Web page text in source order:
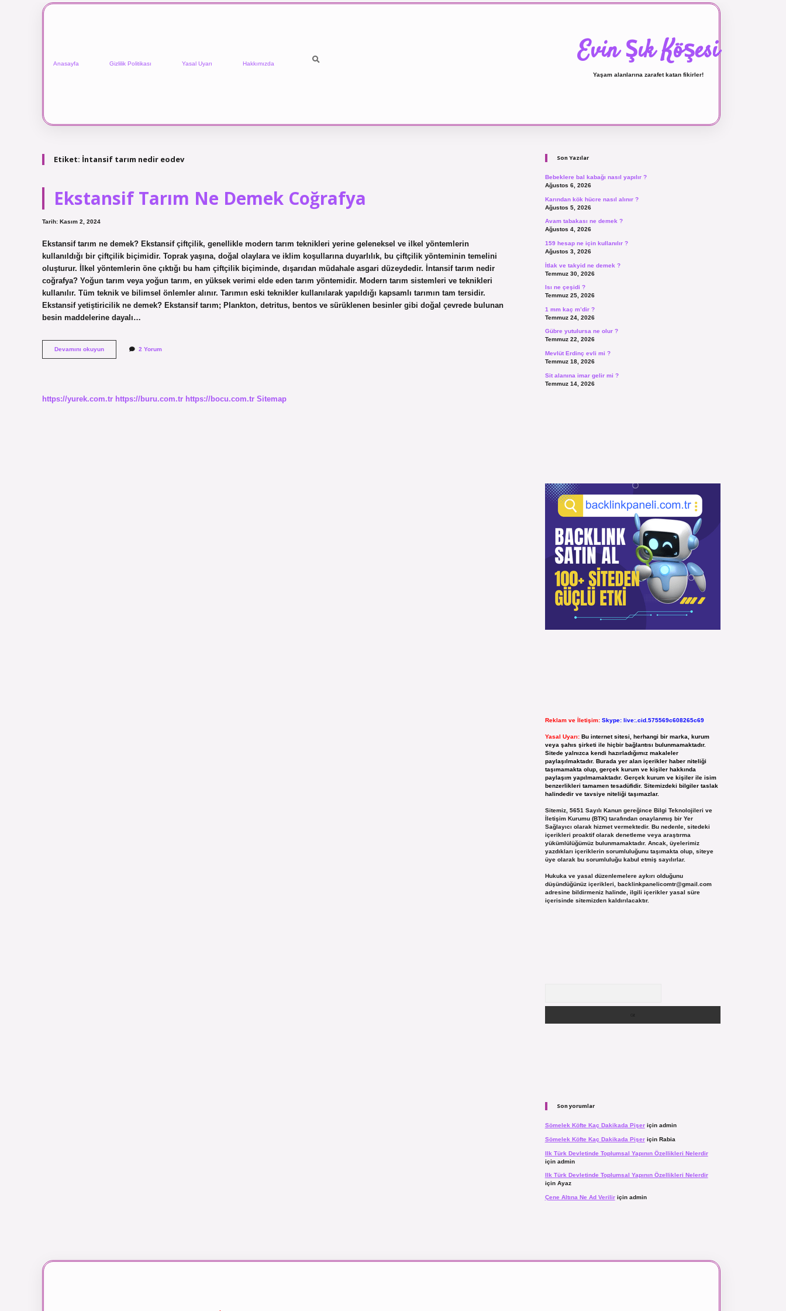
Anasayfa Gizlilik Politikası Yasal Uyarı Hakkımızda Evin Şık Köşesi
Yaşam alanlarına zarafet katan fikirler!
Etiket: İntansif tarım nedir eodev
Ekstansif Tarım Ne Demek Coğrafya
Tarih: Kasım 2, 2024
Ekstansif tarım ne demek? Ekstansif çiftçilik, genellikle modern tarım teknikleri yerine geleneksel ve ilkel yöntemlerin
kullanıldığı bir çiftçilik biçimidir. Toprak yaşına, doğal olaylara ve iklim koşullarına duyarlılık, bu çiftçilik yönteminin temelini
oluşturur. İlkel yöntemlerin öne çıktığı bu ham çiftçilik biçiminde, dışarıdan müdahale asgari düzeydedir. İntansif tarım nedir
coğrafya? Yoğun tarım veya yoğun tarım, en yüksek verimi elde eden tarım yöntemidir. Modern tarım sistemleri ve teknikleri
kullanılır. Tüm teknik ve bilimsel önlemler alınır. Tarımın eski teknikler kullanılarak yapıldığı kapsamlı tarımın tam tersidir.
Ekstansif yetiştiricilik ne demek? Ekstansif tarım; Plankton, detritus, bentos ve sürüklenen besinler gibi doğal çevrede bulunan
besin maddelerine dayalı…
Devamını okuyunEkstansif
Tarım
2 Yorum
https://yurek.com.tr https://buru.com.tr https://bocu.com.tr Sitemap
Son Yazılar
Bebeklere bal kabağı nasıl yapılır ?
Ağustos 6, 2026
Karından kök hücre nasıl alınır ?
Ağustos 5, 2026
Avam tabakası ne demek ?
Ağustos 4, 2026
159 hesap ne için kullanılır ?
Ağustos 3, 2026
İtlak ve takyid ne demek ?
Temmuz 30, 2026
Isı ne çeşidi ?
Temmuz 25, 2026
1 mm kaç m’dir ?
Temmuz 24, 2026
Gübre yutulursa ne olur ?
Temmuz 22, 2026
Mevlüt Erdinç evli mi ?
Temmuz 18, 2026
Sit alanına imar gelir mi ?
Temmuz 14, 2026
Reklam ve İletişim: Skype: live:.cid.575569c608265c69
Yasal Uyarı: Bu internet sitesi, herhangi bir marka, kurum
veya şahıs şirketi ile hiçbir bağlantısı bulunmamaktadır.
Sitede yalnızca kendi hazırladığımız makaleler
paylaşılmaktadır. Burada yer alan içerikler haber niteliği
taşımamakta olup, gerçek kurum ve kişiler hakkında
paylaşım yapılmamaktadır. Gerçek kurum ve kişiler ile isim
benzerlikleri tamamen tesadüfidir. Sitemizdeki bilgiler taslak
halindedir ve tavsiye niteliği taşımazlar.
Sitemiz, 5651 Sayılı Kanun gereğince Bilgi Teknolojileri ve
İletişim Kurumu (BTK) tarafından onaylanmış bir Yer
Sağlayıcı olarak hizmet vermektedir. Bu nedenle, sitedeki
içerikleri proaktif olarak denetleme veya araştırma
yükümlülüğümüz bulunmamaktadır. Ancak, üyelerimiz
yazdıkları içeriklerin sorumluluğunu taşımakta olup, siteye
üye olarak bu sorumluluğu kabul etmiş sayılırlar.
Hukuka ve yasal düzenlemelere aykırı olduğunu
düşündüğünüz içerikleri, backlinkpanelicomtr@gmail.com
adresine bildirmeniz halinde, ilgili içerikler yasal süre
içerisinde sitemizden kaldırılacaktır.
Son yorumlar
Sömelek Köfte Kaç Dakikada Pişeriçin admin
Sömelek Köfte Kaç Dakikada Pişeriçin Rabia
Ilk Türk Devletinde Toplumsal Yapının Özellikleri Nelerdir
için admin
Ilk Türk Devletinde Toplumsal Yapının Özellikleri Nelerdir
için Ayaz
Çene Altına Ne Ad Veriliriçin admin